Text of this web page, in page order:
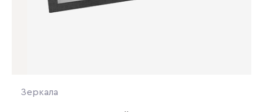
Зеркала